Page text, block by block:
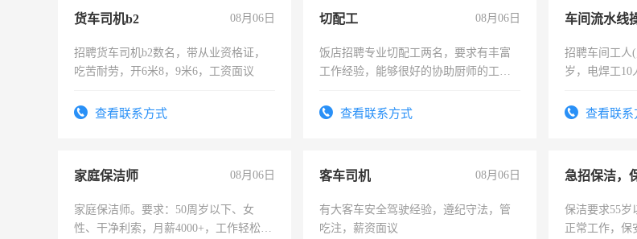
货车司机b2 08月06日
招聘货车司机b2数名，带从业资格证，
吃苦耐劳，开6米8，9米6，工资面议
查看联系方式
切配工 08月06日
饭店招聘专业切配工两名，要求有丰富
工作经验，能够很好的协助厨师的工
4500。查看联系方式
车间流水线
招聘车间工人
岁，电焊工10
宿，免费发放
查看联系
家庭保洁师 08月06日
家庭保洁师。要求：50周岁以下、女
性、干净利索，月薪4000+，工作轻松，
客车司机 08月06日
有大客车安全驾驶经验，遵纪守法，管
吃注，薪资面议
保洁要求55岁
正常工作，保